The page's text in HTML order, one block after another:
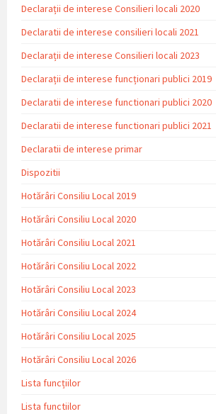
Declarații de interese Consilieri locali 2020
Declaratii de interese consilieri locali 2021
Declarații de interese Consilieri locali 2023
Declarații de interese funcționari publici 2019
Declaratii de interese functionari publici 2020
Declaratii de interese functionari publici 2021
Declaratii de interese primar
Dispozitii
Hotărâri Consiliu Local 2019
Hotărâri Consiliu Local 2020
Hotărâri Consiliu Local 2021
Hotărâri Consiliu Local 2022
Hotărâri Consiliu Local 2023
Hotărâri Consiliu Local 2024
Hotărâri Consiliu Local 2025
Hotărâri Consiliu Local 2026
Lista funcțiilor
Lista functiilor